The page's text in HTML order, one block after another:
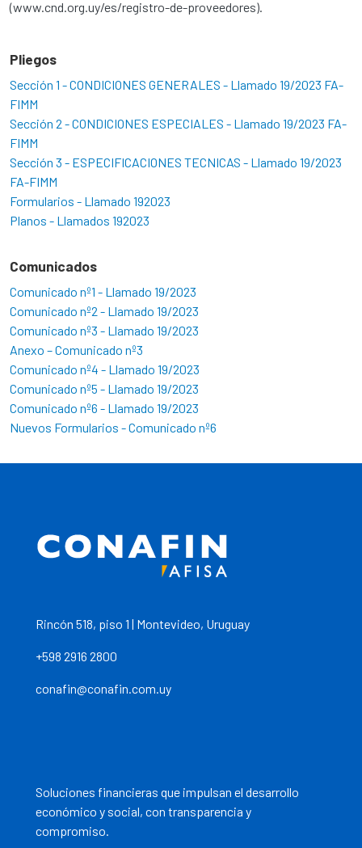
(www.cnd.org.uy/es/registro-de-proveedores).
Pliegos
Sección 1 - CONDICIONES GENERALES - Llamado 19/2023 FA-
FIMM
Sección 2 - CONDICIONES ESPECIALES - Llamado 19/2023 FA-
FIMM
Sección 3 - ESPECIFICACIONES TECNICAS - Llamado 19/2023
FA-FIMM
Formularios - Llamado 192023
Planos - Llamados 192023
Comunicados
Comunicado nº1 - Llamado 19/2023
Comunicado nº2 - Llamado 19/2023
Comunicado nº3 - Llamado 19/2023
Anexo – Comunicado nº3
Comunicado nº4 - Llamado 19/2023
Comunicado nº5 - Llamado 19/2023
Comunicado nº6 - Llamado 19/2023
Nuevos Formularios - Comunicado nº6
Rincón 518, piso 1 | Montevideo, Uruguay
+598 2916 2800
conafin@conafin.com.uy
Soluciones financieras que impulsan el desarrollo
económico y social, con transparencia y
compromiso.